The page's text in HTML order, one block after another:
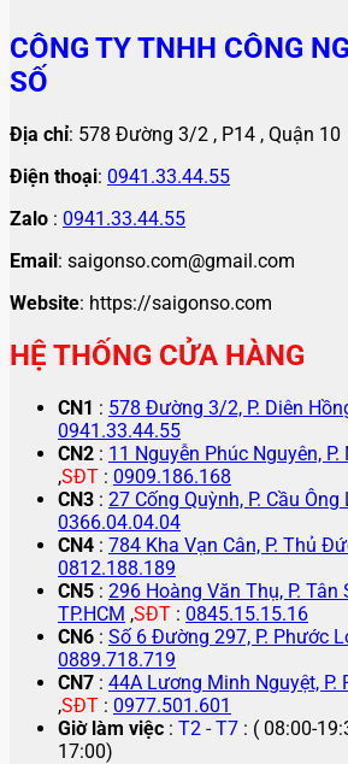
CÔNG TY TNHH CÔNG
SỐ
Địa chỉ: 578 Đường 3/2 , P14 , Quận 10
Điện thoại: 0941.33.44.55
Zalo : 0941.33.44.55
Email: saigonso.com@gmail.com
Website: https://saigonso.com
HỆ THỐNG CỬA HÀNG
CN1 : 578 Đường 3/2, P. Diên
0941.33.44.55
CN2 : 11 Nguyễn Phúc Nguyên, P.
,SĐT : 0909.186.168
CN3 : 27 Cống Quỳnh, P. Cầu Ông
0366.04.04.04
CN4 : 784 Kha Vạn Cân, P. Thủ
0812.188.189
CN5 : 296 Hoàng Văn Thụ, P. Tân
TP.HCM ,SĐT : 0845.15.15.16
CN6 : Số 6 Đường 297, P. Phước
0889.718.719
CN7 : 44A Lương Minh Nguyệt, P.
,SĐT : 0977.501.601
Giờ làm việc : T2 - T7 : ( 08:00-
17:00)